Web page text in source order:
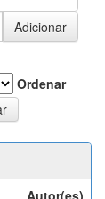
Ordenar
Autor(es)